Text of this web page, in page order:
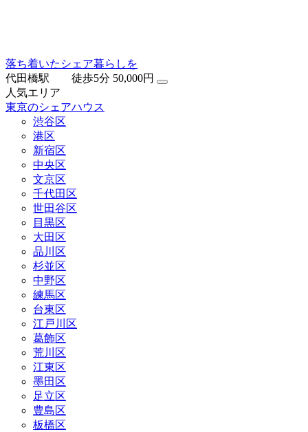
落ち着いたシェア暮らしを
代田橋駅 徒歩5分 50,000円
人気エリア
東京のシェアハウス
渋谷区
港区
新宿区
中央区
文京区
千代田区
世田谷区
目黒区
大田区
品川区
杉並区
中野区
練馬区
台東区
江戸川区
葛飾区
荒川区
江東区
墨田区
足立区
豊島区
板橋区